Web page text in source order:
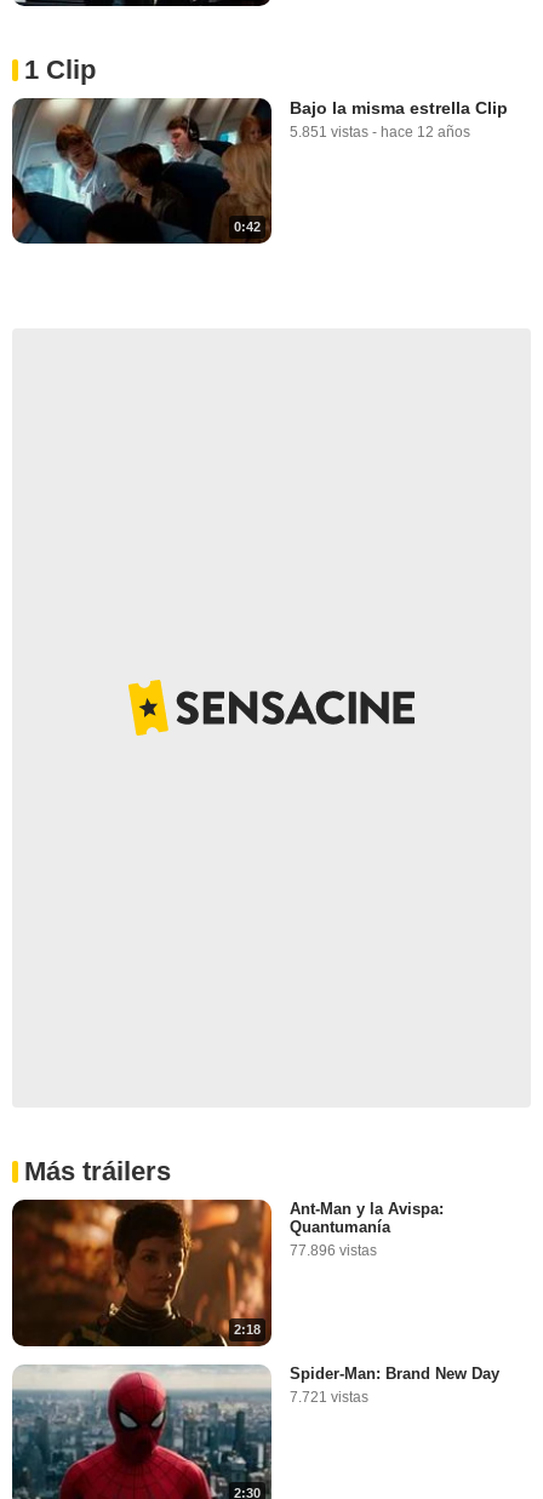
1 Clip
0:42
Bajo la misma estrella Clip
5.851 vistas - hace 12 años
Más tráilers
2:18
Ant-Man y la Avispa:
Quantumanía
77.896 vistas
2:30
Spider-Man: Brand New Day
7.721 vistas